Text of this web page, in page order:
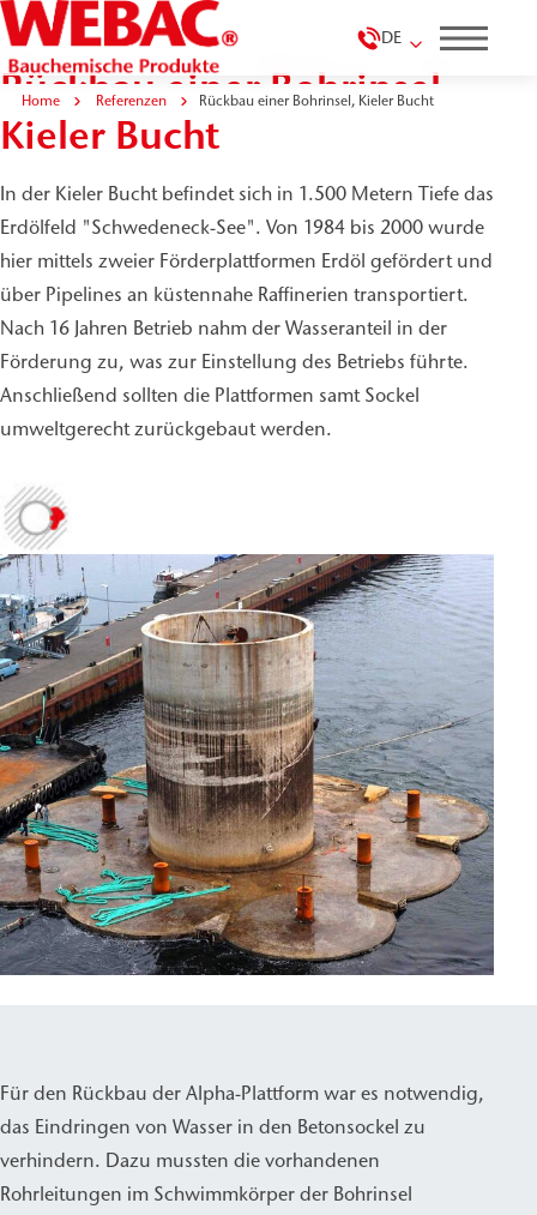
DE
Home Referenzen Rückbau einer Bohrinsel, Kieler Bucht
Rückbau einer Bohrinsel,
Kieler Bucht
In der Kieler Bucht befindet sich in 1.500 Metern Tiefe das
Erdölfeld "Schwedeneck-See". Von 1984 bis 2000 wurde
hier mittels zweier Förderplattformen Erdöl gefördert und
über Pipelines an küstennahe Raffinerien transportiert.
Nach 16 Jahren Betrieb nahm der Wasseranteil in der
Förderung zu, was zur Einstellung des Betriebs führte.
Anschließend sollten die Plattformen samt Sockel
umweltgerecht zurückgebaut werden.
Für den Rückbau der Alpha-Plattform war es notwendig,
das Eindringen von Wasser in den Betonsockel zu
verhindern. Dazu mussten die vorhandenen
Rohrleitungen im Schwimmkörper der Bohrinsel